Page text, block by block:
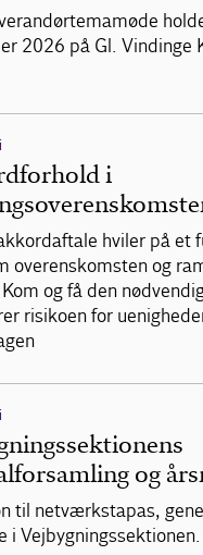
2026 på Gl. Vindinge
i
hviler på et
overenskomsten og
og få den
risikoen for
og
til netværkstapas,
i Vejbygningssektionen.